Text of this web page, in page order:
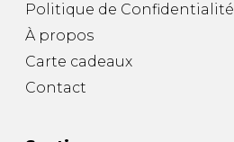
Politique de Confidentialité
À propos
Carte cadeaux
Contact